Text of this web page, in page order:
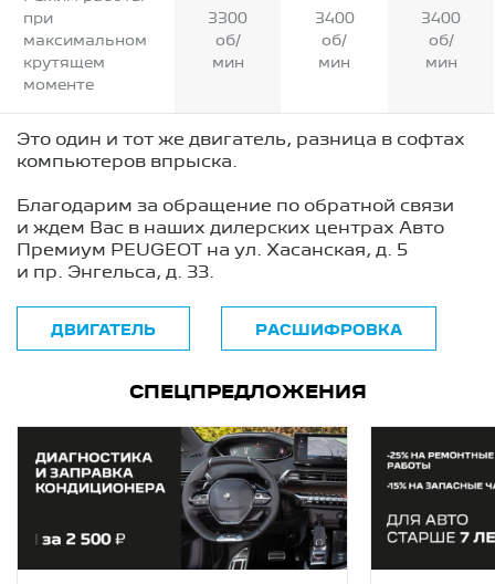
при
максимальном
крутящем
моменте
3300
об/
мин
3400
об/
мин
3400
об/
мин
Это один и тот же двигатель, разница в софтах
компьютеров впрыска.
Благодарим за обращение по обратной связи
и ждем Вас в наших дилерских центрах Авто
Премиум PEUGEOT на ул. Хасанская, д. 5
и пр. Энгельса, д. 33.
ДВИГАТЕЛЬ РАСШИФРОВКА
СПЕЦПРЕДЛОЖЕНИЯ